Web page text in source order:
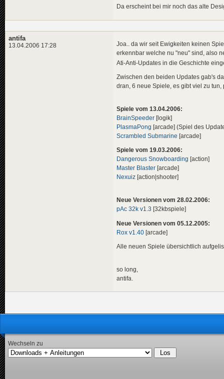
Da erscheint bei mir noch das alte
antifa
13.04.2006 17:28
Joa.. da wir seit Ewigkeiten keinen
erkennbar welche nu "neu" sind, also
Ati-Anti-Updates in die Geschichte
Zwischen den beiden Updates gab's
dran, 6 neue Spiele, es gibt viel zu tun,
Spiele vom 13.04.2006:
BrainSpeeder [logik]
PlasmaPong [arcade] (Spiel des
Scrambled Submarine [arcade]
Spiele vom 19.03.2006:
Dangerous Snowboarding [action]
Master Blaster [arcade]
Nexuiz [action|shooter]
Neue Versionen vom 28.02.2006:
pAc 32k v1.3 [32kbspiele]
Neue Versionen vom 05.12.2005:
Rox v1.40 [arcade]
Alle neuen Spiele übersichtlich
so long,
antifa.
Wechseln zu